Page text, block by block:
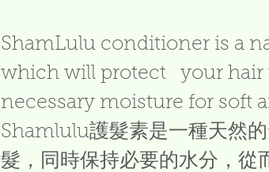
ShamLulu conditioner is a
which will protect   your
necessary moisture for soft
Shamlulu護髮素是一種天然
髮，同時保持必要的水分，從